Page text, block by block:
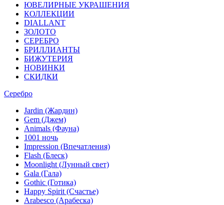
ЮВЕЛИРНЫЕ УКРАШЕНИЯ
КОЛЛЕКЦИИ
DIALLANT
ЗОЛОТО
СЕРЕБРО
БРИЛЛИАНТЫ
БИЖУТЕРИЯ
НОВИНКИ
СКИДКИ
Серебро
Jardin (Жардин)
Gem (Джем)
Animals (Фауна)
1001 ночь
Impression (Впечатления)
Flash (Блеск)
Moonlight (Лунный свет)
Gala (Гала)
Gothic (Готика)
Happy Spirit (Счастье)
Arabesco (Арабеска)